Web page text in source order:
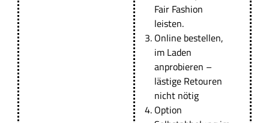
Fair Fashion
leisten.
Online bestellen,
im Laden
anprobieren –
lästige Retouren
nicht nötig
Option